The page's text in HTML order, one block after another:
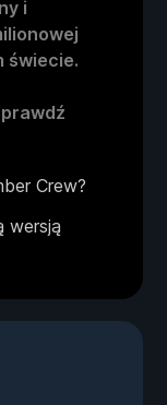
i
świecie.
Crew?
wersją